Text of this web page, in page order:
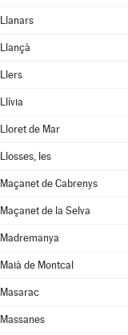
Llanars
Llançà
Llers
Llívia
Lloret de Mar
Llosses, les
Maçanet de Cabrenys
Maçanet de la Selva
Madremanya
Maià de Montcal
Masarac
Massanes